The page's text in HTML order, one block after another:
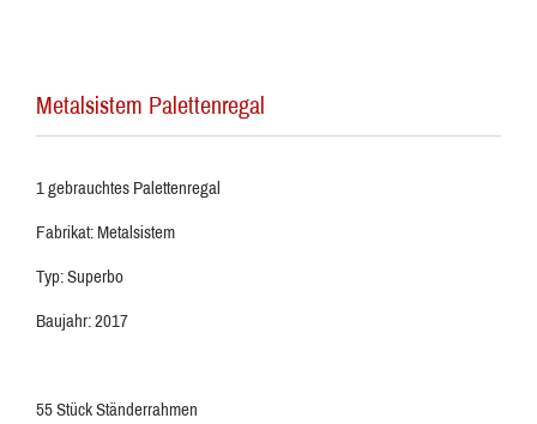
Metalsistem Palettenregal
1 gebrauchtes Palettenregal
Fabrikat: Metalsistem
Typ: Superbo
Baujahr: 2017
55 Stück Ständerrahmen